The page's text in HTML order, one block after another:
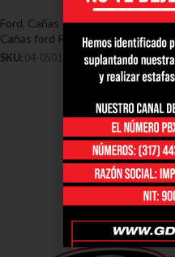
Ford Cañas - Ford,Cañas ford ram,
Cañas ford Ranger
SKU: 04-0501